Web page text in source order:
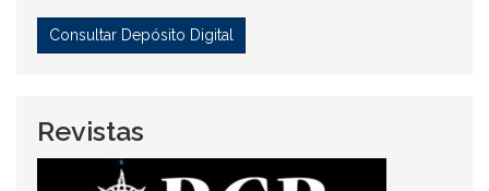
Consultar Depósito Digital
Revistas